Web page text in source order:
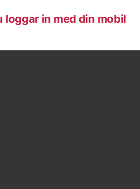
loggar in med din mobil